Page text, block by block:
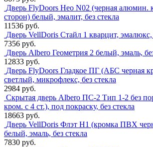
Дверь FlyDoors Нео N02 (черная алюмин.
сторон) белый, эмалит, без стекла
11536 руб.
Дверь VellDoris Стайл 1 кварцит,
7356 руб.
Дверь Albero Геометрия 2 белый, эмаль,
12833 руб.
Дверь FlyDoors Гладкое ПГ (АБС черная
светлый, микрофлекс, без стекла
2984 руб.
Скрытая дверь Albero ПС-2 Тип 1-2 без
кром. с 4 ст.), под покраску, без стекла
18663 руб.
Дверь VellDoris Флэт H1 (кромка ПВХ
белый, эмаль, без стекла
7830 руб.